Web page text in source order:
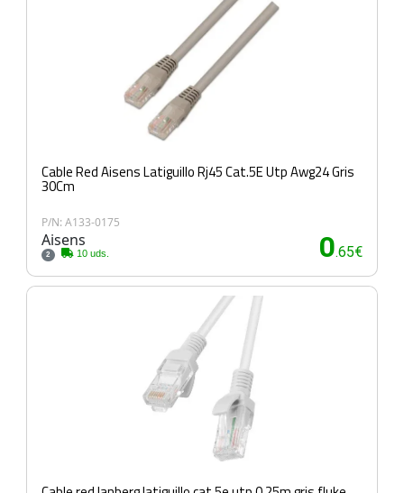
Cable Red Aisens Latiguillo Rj45 Cat.5E Utp Awg24 Gris
30Cm
P/N: A133-0175
Aisens
2 10 uds. 0.65€